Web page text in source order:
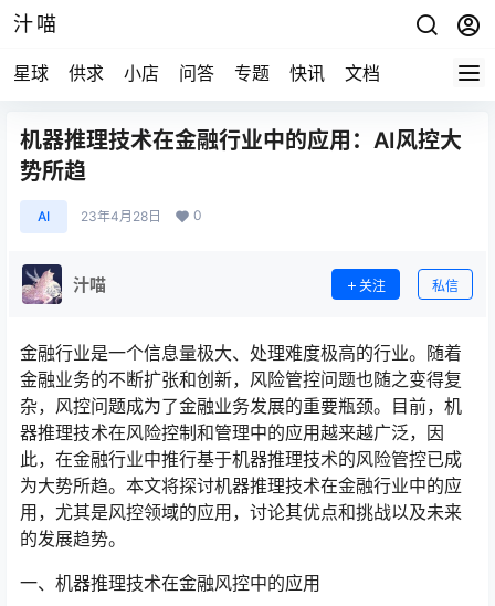
汁喵
星球 供求 小店 问答 专题 快讯 文档
机器推理技术在金融行业中的应用：AI风控大
势所趋
AI 23年4月28日 0
汁喵 关注 私信
金融行业是一个信息量极大、处理难度极高的行业。随着
金融业务的不断扩张和创新，风险管控问题也随之变得复
杂，风控问题成为了金融业务发展的重要瓶颈。目前，机
器推理技术在风险控制和管理中的应用越来越广泛，因
此，在金融行业中推行基于机器推理技术的风险管控已成
为大势所趋。本文将探讨机器推理技术在金融行业中的应
用，尤其是风控领域的应用，讨论其优点和挑战以及未来
的发展趋势。
一、机器推理技术在金融风控中的应用